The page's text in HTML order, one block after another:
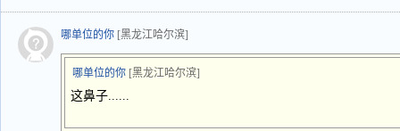
哪单位的你 [黑龙江哈尔滨]
哪单位的你 [黑龙江哈尔滨]
这鼻子......